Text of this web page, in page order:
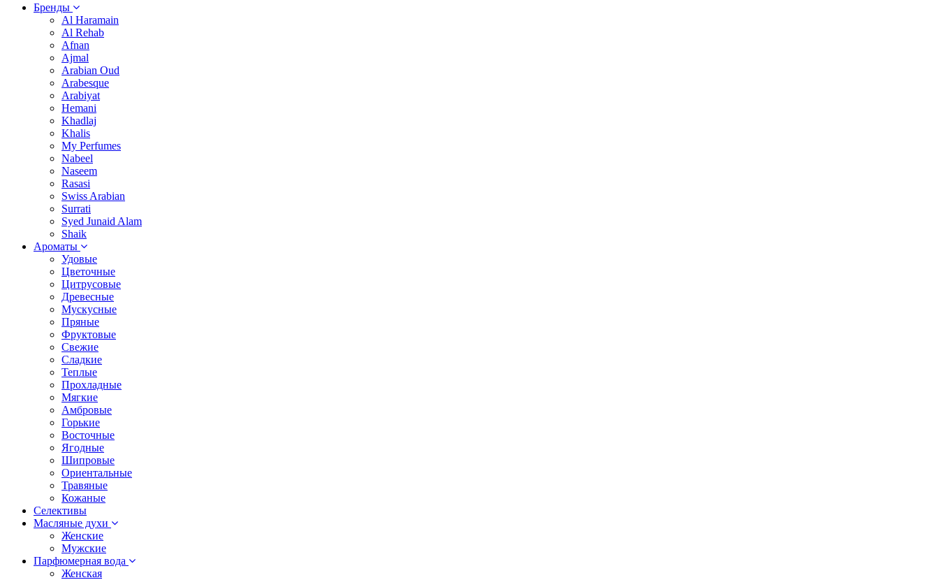
Бренды
Al Haramain
Al Rehab
Afnan
Ajmal
Arabian Oud
Arabesque
Arabiyat
Hemani
Khadlaj
Khalis
My Perfumes
Nabeel
Naseem
Rasasi
Swiss Arabian
Surrati
Syed Junaid Alam
Shaik
Ароматы
Удовые
Цветочные
Цитрусовые
Древесные
Мускусные
Пряные
Фруктовые
Свежие
Сладкие
Теплые
Прохладные
Мягкие
Амбровые
Горькие
Восточные
Ягодные
Шипровые
Ориентальные
Травяные
Кожаные
Селективы
Масляные духи
Женские
Мужские
Парфюмерная вода
Женская